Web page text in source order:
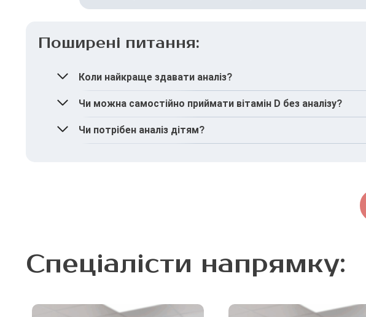
Поширені питання:
Коли найкраще здавати аналіз?
Восени та взимку, коли мало сонця, або якщо є симптоми
Чи можна самостійно приймати вітамін D без аналізу?
Ні. Передозування може бути шкідливим для нирок і серця.
Чи потрібен аналіз дітям?
Спеціалісти напрямку: